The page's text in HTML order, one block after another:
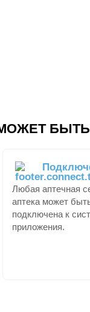
Любая аптечная
аптека может
подключена к
приложения.